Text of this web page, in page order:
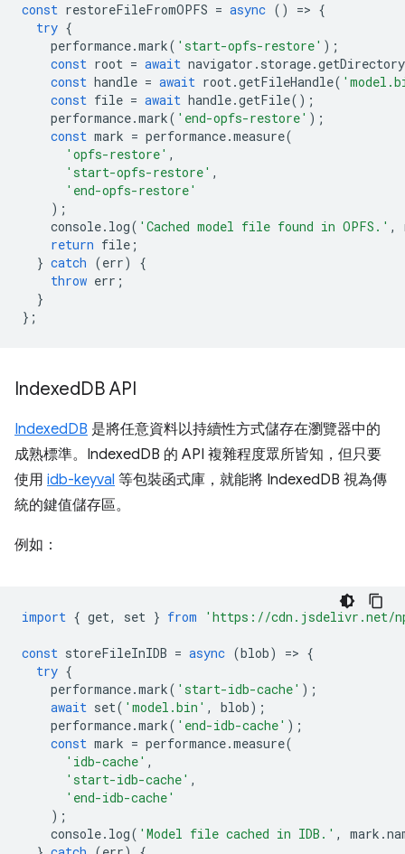
const restoreFileFromOPFS = async () => {
try {
performance.mark( 'start-opfs-restore' );
const root = await navigator . storage.getDirectory
const handle = await root.getFileHandle(
const file = await handle.getFile();
performance.mark( 'end-opfs-restore' );
const mark = performance.measure(
'opfs-restore' ,
'start-opfs-restore' ,
'end-opfs-restore'
);
console. log( 'Cached model file found in OPFS.' ,
return file ;
} catch (err)
{
throw err ;
}
};
IndexedDB API
IndexedDB 是將任意資料以持續性方式儲存在瀏覽器中的
成熟標準。IndexedDB 的 API 複雜程度眾所皆知，但只要
使用 idb-keyval 等包裝函式庫，就能將 IndexedDB 視為傳
統的鍵值儲存區。
例如：
import { get, set } from 'https://cdn.jsdelivr.net/
const storeFileInIDB = async (blob) => {
try {
performance.mark( 'start-idb-cache' );
await set( 'model.bin' , blob);
performance.mark( 'end-idb-cache' );
const mark = performance.measure(
'idb-cache' ,
'start-idb-cache' ,
'end-idb-cache'
);
console. log( 'Model file cached in IDB.' , mark .